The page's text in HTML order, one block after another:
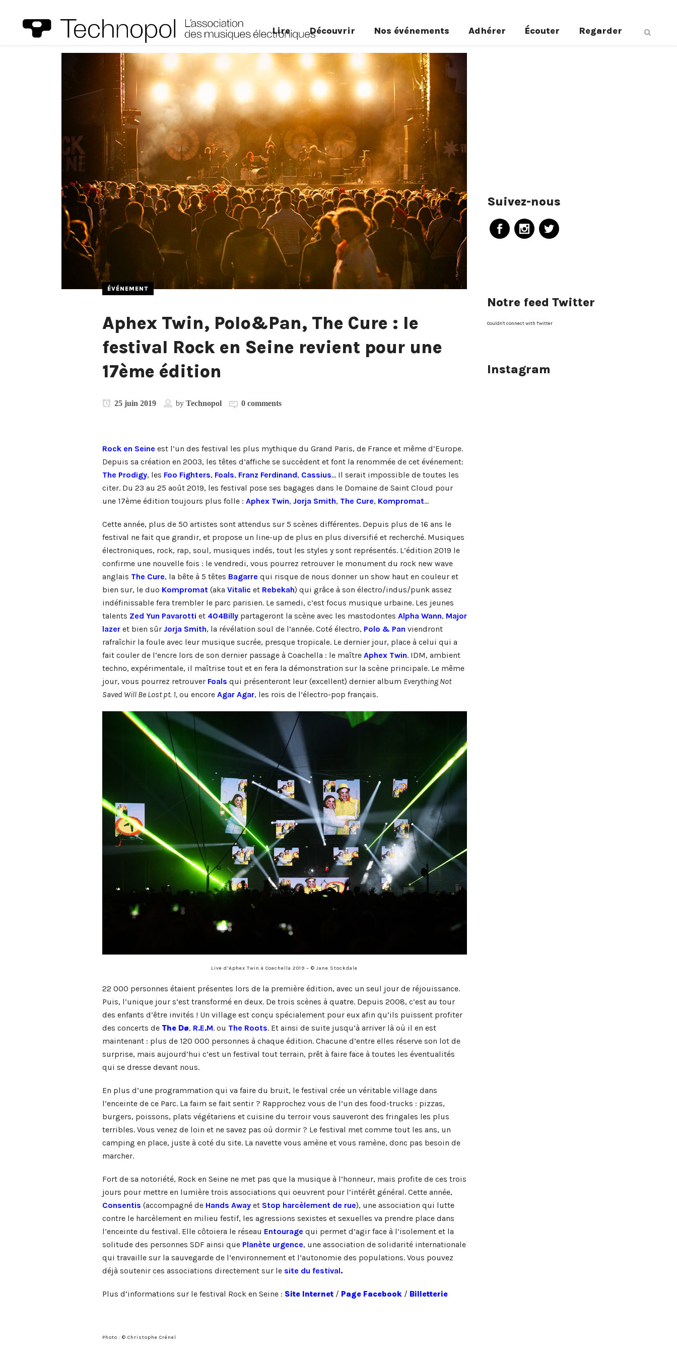
Lire Découvrir Nos événements Adhérer Écouter Regarder
ÉVÉNEMENT
Aphex Twin, Polo&Pan, The Cure : le
festival Rock en Seine revient pour une
17ème édition
25 juin 2019 by Technopol 0 comments
Rock en Seine est l’un des festival les plus mythique du Grand Paris, de France et même d’Europe.
Depuis sa création en 2003, les têtes d’affiche se succèdent et font la renommée de cet événement:
The Prodigy, les Foo Fighters, Foals, Franz Ferdinand, Cassius… Il serait impossible de toutes les
citer. Du 23 au 25 août 2019, les festival pose ses bagages dans le Domaine de Saint Cloud pour
une 17ème édition toujours plus folle : Aphex Twin, Jorja Smith, The Cure, Kompromat…
Cette année, plus de 50 artistes sont attendus sur 5 scènes différentes. Depuis plus de 16 ans le
festival ne fait que grandir, et propose un line-up de plus en plus diversifié et recherché. Musiques
électroniques, rock, rap, soul, musiques indés, tout les styles y sont représentés. L’édition 2019 le
confirme une nouvelle fois : le vendredi, vous pourrez retrouver le monument du rock new wave
anglais The Cure, la bête à 5 têtes Bagarre qui risque de nous donner un show haut en couleur et
bien sur, le duo Kompromat(aka Vitalic et Rebekah) qui grâce à son électro/indus/punk assez
indéfinissable fera trembler le parc parisien. Le samedi, c’est focus musique urbaine. Les jeunes
talents Zed Yun Pavarotti et 404Billypartageront la scène avec les mastodontes Alpha Wann, Major
lazeret bien sûr Jorja Smith, la révélation soul de l’année. Coté électro, Polo & Pan viendront
rafraîchir la foule avec leur musique sucrée, presque tropicale. Le dernier jour, place à celui qui a
fait couler de l’encre lors de son dernier passage à Coachella : le maître Aphex Twin. IDM, ambient
techno, expérimentale, il maîtrise tout et en fera la démonstration sur la scène principale. Le même
jour, vous pourrez retrouver Foals qui présenteront leur (excellent) dernier album Everything Not
Saved Will Be Lost pt. 1,ou encore Agar Agar, les rois de l’électro-pop français.
Live d’Aphex Twin à Coachella 2019 – © Jane Stockdale
22 000 personnes étaient présentes lors de la première édition, avec un seul jour de réjouissance.
Puis, l’unique jour s’est transformé en deux. De trois scènes à quatre. Depuis 2008, c’est au tour
des enfants d’être invités ! Un village est conçu spécialement pour eux afin qu’ils puissent profiter
des concerts de The Dø, R.E.M. ou The Roots. Et ainsi de suite jusqu’à arriver là où il en est
maintenant : plus de 120 000 personnes à chaque édition. Chacune d’entre elles réserve son lot de
surprise, mais aujourd’hui c’est un festival tout terrain, prêt à faire face à toutes les éventualités
qui se dresse devant nous.
En plus d’une programmation qui va faire du bruit, le festival crée un véritable village dans
l’enceinte de ce Parc. La faim se fait sentir ? Rapprochez vous de l’un des food-trucks : pizzas,
burgers, poissons, plats végétariens et cuisine du terroir vous sauveront des fringales les plus
terribles. Vous venez de loin et ne savez pas où dormir ? Le festival met comme tout les ans, un
camping en place, juste à coté du site. La navette vous amène et vous ramène, donc pas besoin de
marcher.
Fort de sa notoriété, Rock en Seine ne met pas que la musique à l’honneur, mais profite de ces trois
jours pour mettre en lumière trois associations qui oeuvrent pour l’intérêt général. Cette année,
Consentis (accompagné de Hands Awayet Stop harcèlement de rue), une association qui lutte
contre le harcèlement en milieu festif, les agressions sexistes et sexuelles va prendre place dans
l’enceinte du festival. Elle côtoiera le réseau Entourage qui permet d’agir face à l’isolement et la
solitude des personnes SDF ainsi que Planète urgence, une association de solidarité internationale
qui travaille sur la sauvegarde de l’environnement et l’autonomie des populations. Vous pouvez
déjà soutenir ces associations directement sur le site du festival.
Plus d’informations sur le festival Rock en Seine : Site Internet/ Page Facebook / Billetterie
Photo : © Christophe Crénel
Suivez-nous
Notre feed Twitter
Couldn't connect with Twitter
Instagram